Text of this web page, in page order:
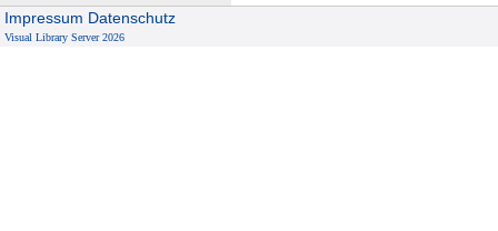
Impressum Datenschutz
Visual Library Server 2026